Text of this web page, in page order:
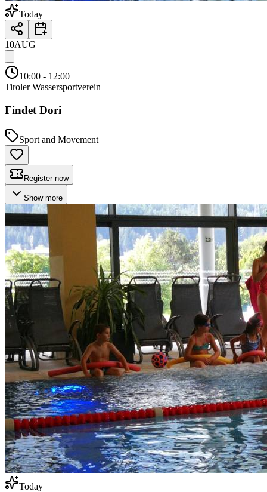
Today
10AUG
10:00 - 12:00
Tiroler Wassersportverein
Findet Dori
Sport and Movement
Register now
Show more
Today